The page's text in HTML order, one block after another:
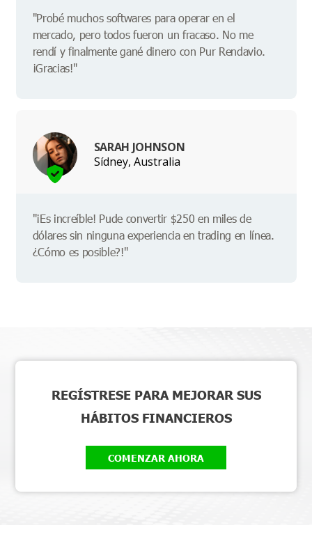
"Probé muchos softwares para operar en el
mercado, pero todos fueron un fracaso. No me
rendí y finalmente gané dinero con Pur Rendavio.
¡Gracias!"
SARAH JOHNSON
Sídney, Australia
"¡Es increíble! Pude convertir $250 en miles de
dólares sin ninguna experiencia en trading en línea.
¿Cómo es posible?!"
REGÍSTRESE PARA MEJORAR SUS
HÁBITOS FINANCIEROS
COMENZAR AHORA